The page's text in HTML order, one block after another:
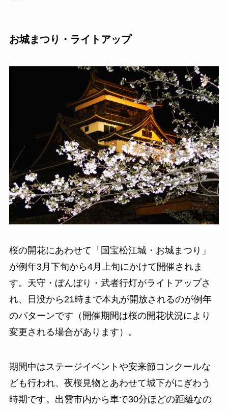
お城まつり・ライトアップ
桜の開花にあわせて「国宝松江城・お城まつり」
が例年3月下旬から4月上旬にかけて開催されま
す。天守・ぼんぼり・武者行灯がライトアップさ
れ、日没から21時まで本丸が開放されるのが例年
のパターンです（開催期間は桜の開花状況により
変更される場合があります）。
期間中はステージイベントや安来節コンクールな
ども行われ、夜桜見物とあわせて城下がにぎわう
時期です。出雲市内から車で30分ほどの距離なの